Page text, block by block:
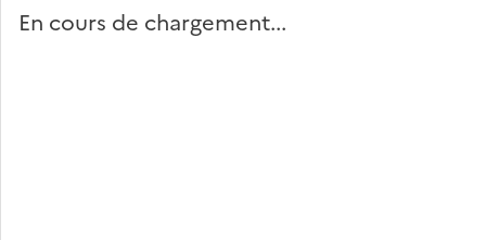
En cours de chargement...